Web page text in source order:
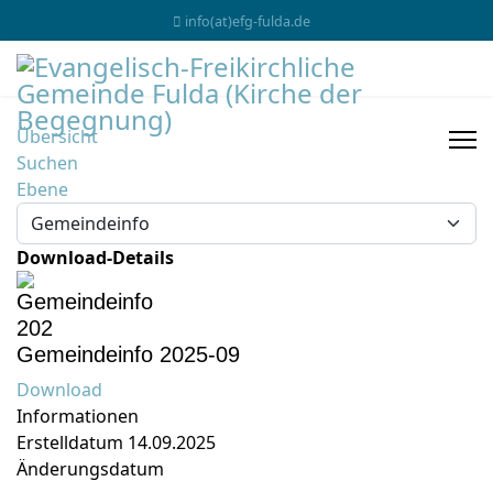
info(at)efg-fulda.de
Übersicht
Suchen
Ebene
Download-Details
Gemeindeinfo 2025-09
Download
Informationen
Erstelldatum 14.09.2025
Änderungsdatum